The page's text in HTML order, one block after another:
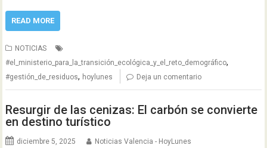
READ MORE
NOTICIAS
#el_ministerio_para_la_transición_ecológica_y_el_reto_demográfico,
#gestión_de_residuos, hoylunes Deja un comentario
Resurgir de las cenizas: El carbón se convierte
en destino turístico
diciembre 5, 2025 Noticias Valencia - HoyLunes